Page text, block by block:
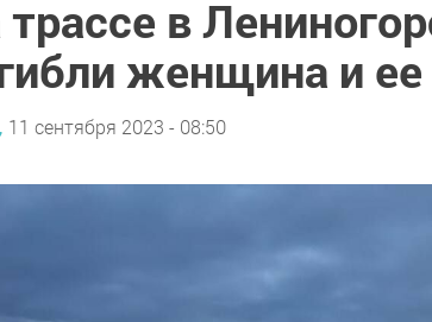
в
женщина и
11 сентября 2023 - 08:50